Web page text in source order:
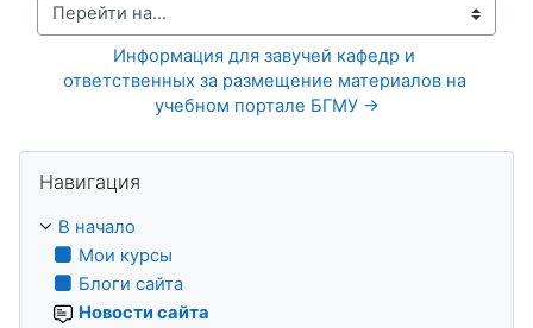
Перейти на...
Информация для завучей кафедр и
ответственных за размещение материалов на
учебном портале БГМУ →
Навигация
В начало
Мои курсы
Блоги сайта
Новости сайта